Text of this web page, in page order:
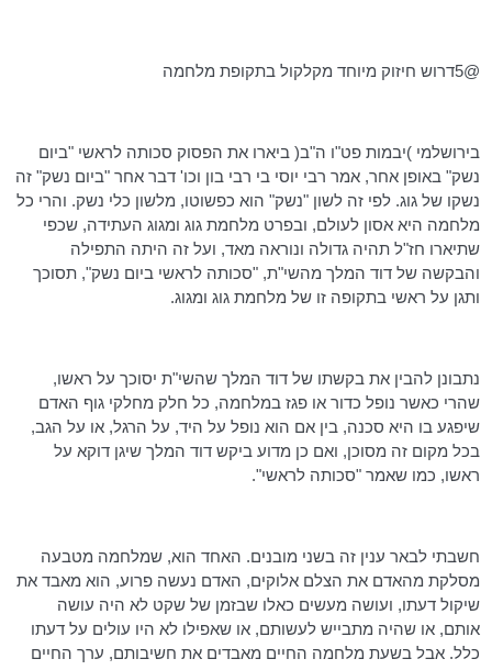
@5דרוש חיזוק מיוחד מקלקול בתקופת מלחמה
בירושלמי )יבמותפט"ו ה"ב( ביארו את הפסוק סכותה לראשי "ביום
נשק" באופן אחר, אמר רבי יוסי בי רבי בון וכו' דבר אחר "ביום נשק" זה
נשקו של גוג. לפי זה לשון "נשק" הוא כפשוטו, מלשון כלי נשק. והרי כל
מלחמה היא אסון לעולם, ובפרט מלחמת גוג ומגוג העתידה, שכפי
שתיארו חז"ל תהיה גדולה ונוראה מאד, ועל זה היתה התפילה
והבקשה של דוד המלך מהשי"ת, "סכותה לראשי ביום נשק", תסוכך
ותגן על ראשי בתקופה זו של מלחמת גוג ומגוג.
נתבונן להבין את בקשתו של דוד המלך שהשי"ת יסוכך על ראשו,
שהרי כאשר נופל כדור או פגז במלחמה, כל חלק מחלקי גוף האדם
שיפגע בו היא סכנה, בין אם הוא נופל על היד, על הרגל, או על הגב,
בכל מקום זה מסוכן, ואם כן מדוע ביקש דוד המלך שיגן דוקא על
ראשו, כמו שאמר "סכותה לראשי".
חשבתי לבאר ענין זה בשני מובנים. האחד הוא, שמלחמה מטבעה
מסלקת מהאדם את הצלם אלוקים, האדם נעשה פרוע, הוא מאבד את
שיקול דעתו, ועושה מעשים כאלו שבזמן של שקט לא היה עושה
אותם, או שהיה מתבייש לעשותם, או שאפילו לא היו עולים על דעתו
כלל. אבל בשעת מלחמה החיים מאבדים את חשיבותם, ערך החיים